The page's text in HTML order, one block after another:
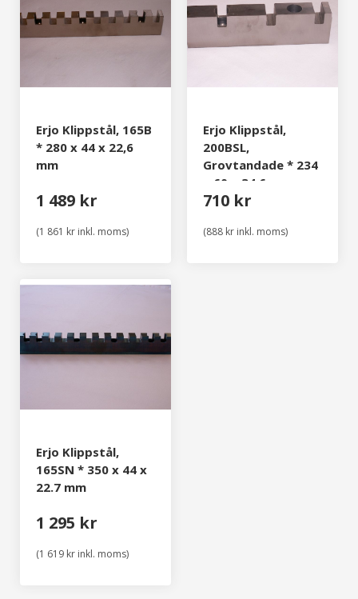
Erjo Klippstål, 165B
* 280 x 44 x 22,6
mm
1 489 kr
(1 861 kr inkl. moms)
Erjo Klippstål,
200BSL,
Grovtandade * 234
x 60 x 34,6 mm
710 kr
(888 kr inkl. moms)
Erjo Klippstål,
165SN * 350 x 44 x
22.7 mm
1 295 kr
(1 619 kr inkl. moms)